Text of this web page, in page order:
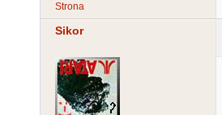
Strona
Sikor